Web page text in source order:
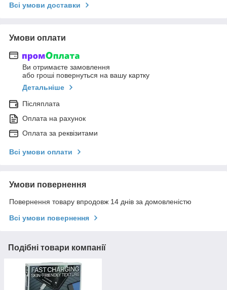
Всі умови доставки
Умови оплати
Ви отримаєте замовлення
або гроші повернуться на вашу картку
Детальніше
Післяплата
Оплата на рахунок
Оплата за реквізитами
Всі умови оплати
Умови повернення
Повернення товару впродовж 14 днів за домовленістю
Всі умови повернення
Подібні товари компанії